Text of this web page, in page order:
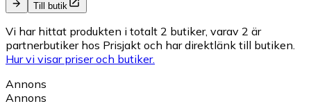
Till butik
Vi har hittat produkten i totalt 2 butiker, varav 2 är
partnerbutiker hos Prisjakt och har direktlänk till butiken.
Hur vi visar priser och butiker.
Annons
Annons